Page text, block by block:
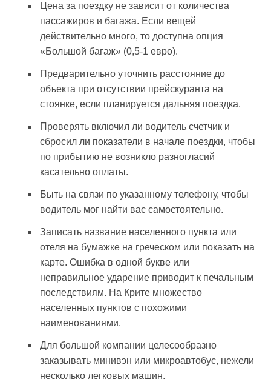
Цена за поездку не зависит от количества
пассажиров и багажа. Если вещей
действительно много, то доступна опция
«Большой багаж» (0,5-1 евро).
Предварительно уточнить расстояние до
объекта при отсутствии прейскуранта на
стоянке, если планируется дальняя поездка.
Проверять включил ли водитель счетчик и
сбросил ли показатели в начале поездки, чтобы
по прибытию не возникло разногласий
касательно оплаты.
Быть на связи по указанному телефону, чтобы
водитель мог найти вас самостоятельно.
Записать название населенного пункта или
отеля на бумажке на греческом или показать на
карте. Ошибка в одной букве или
неправильное ударение приводит к печальным
последствиям. На Крите множество
населенных пунктов с похожими
наименованиями.
Для большой компании целесообразно
заказывать минивэн или микроавтобус, нежели
несколько легковых машин.